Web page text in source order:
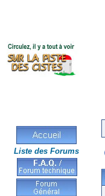
Liste des Forums